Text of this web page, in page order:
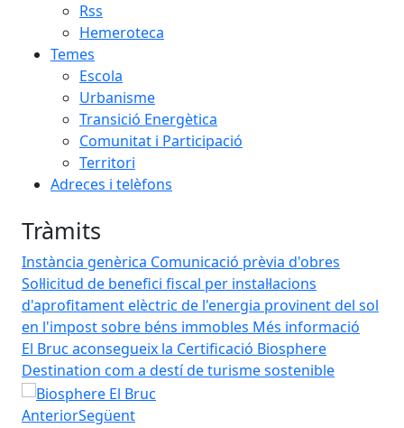
Rss
Hemeroteca
Temes
Escola
Urbanisme
Transició Energètica
Comunitat i Participació
Territori
Adreces i telèfons
Tràmits
Instància genèrica Comunicació prèvia d'obres
Sol·licitud de benefici fiscal per instal·lacions
d'aprofitament elèctric de l'energia provinent del sol
en l'impost sobre béns immobles Més informació
El Bruc aconsegueix la Certificació Biosphere
Destination com a destí de turisme sostenible
El Bruc aconsegueix la Certificació Biosphere
AnteriorSegüent